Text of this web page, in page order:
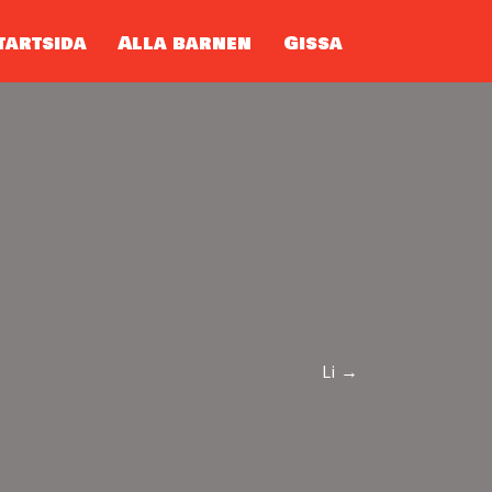
Alla barnen Gissa
Li →